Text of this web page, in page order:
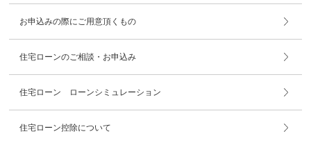
お申込みの際にご用意頂くもの
住宅ローンのご相談・お申込み
住宅ローン ローンシミュレーション
住宅ローン控除について